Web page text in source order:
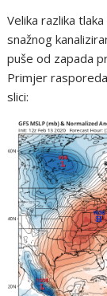
Velika razlika
snažnog
puše od zapada
Primjer
slici: